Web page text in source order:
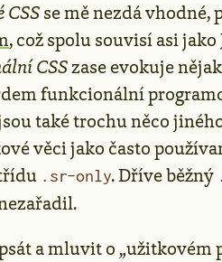
CSSse mě nezdá vhodné,
, což spolu souvisí asi jako
CSSzase evokuje
funkcionální
také trochu něco
věci jako často
.sr-only. Dříve běžný
a mluvit o „užitkovém